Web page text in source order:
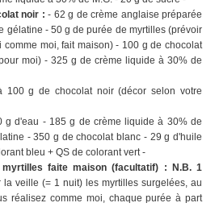
noir :- 62 g de crème anglaise préparée
gélatine - 50 g de purée de myrtilles (prévoir
moi, fait maison) - 100 g de chocolat
moi) - 325 g de crème liquide à 30% de
100 g de chocolat noir (décor selon votre
g d'eau - 185 g de crème liquide à 30% de
- 350 g de chocolat blanc - 29 g d'huile
bleu + QS de colorant vert -
faite maison (facultatif) : N.B. 1
veille (= 1 nuit) les myrtilles surgelées, au
réalisez comme moi, chaque purée à part